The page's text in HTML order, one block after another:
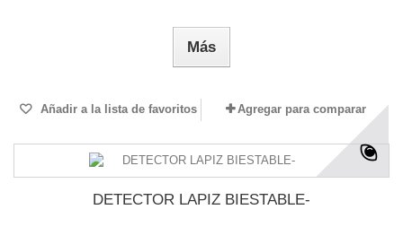
Más
Añadir a la lista de favoritos Agregar para comparar
DETECTOR LAPIZ BIESTABLE-